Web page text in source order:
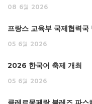
08 6월 2026
프랑스 교육부 국제협력국
05 6월 2026
2026 한국어 축제 개최
05 6월 2026